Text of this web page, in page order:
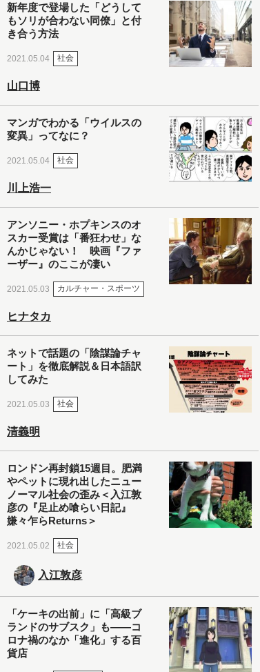
新年度で登場した「どうして
もソリが合わない同僚」と付
き合う方法
2021.05.04 社会
山口博
マンガでわかる「ウイルスの
変異」ってなに？
2021.05.04 社会
川上浩一
アンソニー・ホプキンスのオ
スカー受賞は「番狂わせ」な
んかじゃない！ 映画『ファ
ーザー』のここが凄い
2021.05.03 カルチャー・スポーツ
ヒナタカ
ネットで話題の「陰謀論チャ
ート」を徹底解説＆日本語訳
してみた
2021.05.03 社会
清義明
ロンドン再封鎖15週目。肥満
やペットに現れ出したニュー
ノーマル社会の歪み＜入江敦
彦の『足止め喰らい日記』
嫌々乍らReturns＞
2021.05.02 社会
入江敦彦
「ケーキの出前」に「高級ブ
ランドのサブスク」も――コ
ロナ禍のなか「進化」する百
貨店